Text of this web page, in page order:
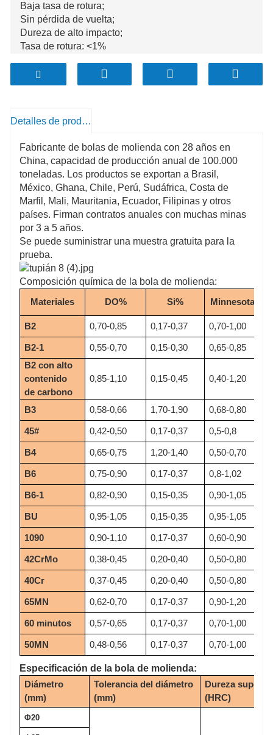
Baja tasa de rotura;
Sin pérdida de vuelta;
Dureza de alto impacto;
Tasa de rotura: <1%
Detalles de producto
Fabricante de bolas de molienda con 28 años en
China, capacidad de producción anual de 100.000
toneladas. Los productos se exportan a Brasil,
México, Ghana, Chile, Perú, Sudáfrica, Costa de
Marfil, Mali, Mauritania, Ecuador, Filipinas y otros
países. Firman contratos anuales con muchas minas
por 3 a 5 años.
Se puede suministrar una muestra gratuita para la
prueba.
Composición química de la bola de molienda:
Materiales
DO% Si% Minnesota%
B2 0,70-0,85 0,17-0,37 0,70-1,00
B2-1 0,55-0,70 0,15-0,30
0,65-0,85
B2 con alto
contenido
de carbono
0,85-1,10 0,15-0,45 0,40-1,20
B3 0,58-0,66 1,70-1,90 0,68-0,80
45# 0,42-0,50 0,17-0,37 0,5-0,8
B4 0,65-0,75 1,20-1,40 0,50-0,70
B6 0,75-0,90 0,17-0,37 0,8-1,02
B6-1 0,82-0,90 0,15-0,35 0,90-1,05
BU 0,95-1,05 0,15-0,35 0,95-1,05
1090 0,90-1,10 0,17-0,37 0,60-0,90
42CrMo 0,38-0,45 0,20-0,40 0,50-0,80
40Cr 0,37-0,45 0,20-0,40 0,50-0,80
65MN 0,62-0,70 0,17-0,37 0,90-1,20
60 minutos 0,57-0,65 0,17-0,37 0,70-1,00
50MN 0,48-0,56 0,17-0,37 0,70-1,00
Especificación de la bola de molienda:
Diámetro
(mm)
Tolerancia del diámetro
(mm)
Dureza
(HRC)
Φ20